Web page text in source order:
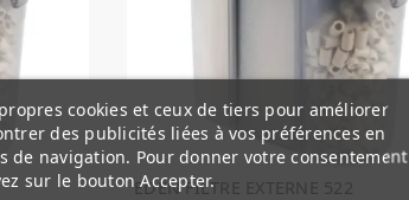
EDEN FILTRE EXTERNE 522
cookies et ceux de tiers pour améliorer
des publicités liées à vos préférences en
de navigation. Pour donner votre consentement
sur le bouton Accepter.